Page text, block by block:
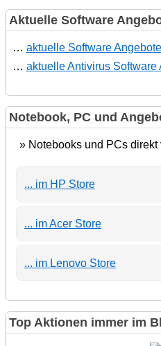
Aktuelle Software
… aktuelle Software Angebote
… aktuelle Antivirus Software
Notebook, PC und
» Notebooks und PCs direkt
... im HP Store
... im Acer Store
... im Lenovo Store
Top Aktionen immer im